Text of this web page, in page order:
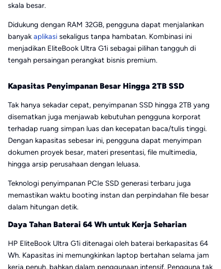
skala besar.
Didukung dengan RAM 32GB, pengguna dapat menjalankan
banyak aplikasi sekaligus tanpa hambatan. Kombinasi ini
menjadikan EliteBook Ultra G1i sebagai pilihan tangguh di
tengah persaingan perangkat bisnis premium.
Kapasitas Penyimpanan Besar Hingga 2TB SSD
Tak hanya sekadar cepat, penyimpanan SSD hingga 2TB yang
disematkan juga menjawab kebutuhan pengguna korporat
terhadap ruang simpan luas dan kecepatan baca/tulis tinggi.
Dengan kapasitas sebesar ini, pengguna dapat menyimpan
dokumen proyek besar, materi presentasi, file multimedia,
hingga arsip perusahaan dengan leluasa.
Teknologi penyimpanan PCIe SSD generasi terbaru juga
memastikan waktu booting instan dan perpindahan file besar
dalam hitungan detik.
Daya Tahan Baterai 64 Wh untuk Kerja Seharian
HP EliteBook Ultra G1i ditenagai oleh baterai berkapasitas 64
Wh. Kapasitas ini memungkinkan laptop bertahan selama jam